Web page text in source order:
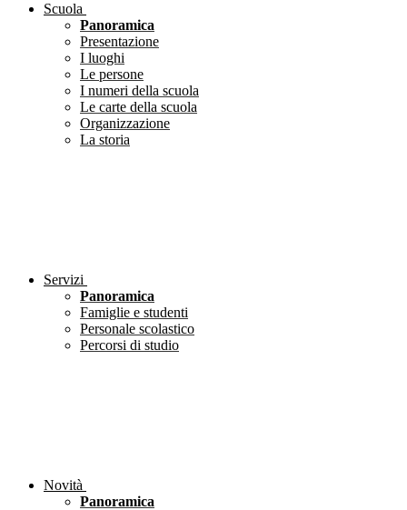
Scuola
Panoramica
Presentazione
I luoghi
Le persone
I numeri della scuola
Le carte della scuola
Organizzazione
La storia
Servizi
Panoramica
Famiglie e studenti
Personale scolastico
Percorsi di studio
Novità
Panoramica